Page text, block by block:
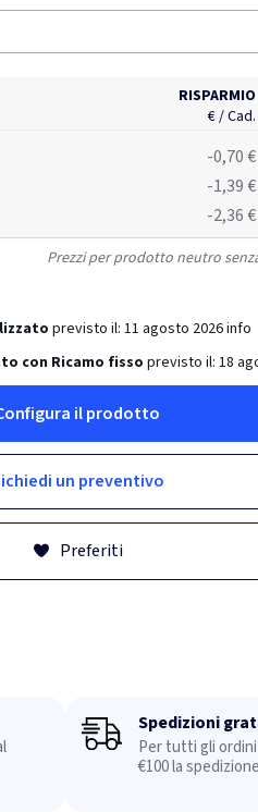
RISPARMIO
€ / Cad.
-0,70 €
-1,39 €
-2,36 €
Prezzi per prodotto neutro
previsto il: 11 agosto 2026info
con Ricamo fisso previsto il: 18
il prodotto
un preventivo
Preferiti
Spedizioni
Per tutti gli
€100 la